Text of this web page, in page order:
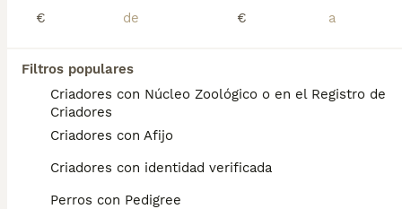
€
€
Filtros populares
Criadores con Núcleo Zoológico o en el Registro de
Criadores
Criadores con Afijo
Criadores con identidad verificada
Perros con Pedigree
Preguntas frecuentes
¿Cuánto cuesta un cachorro
de Terranova?
El coste medio de un cachorro de Terranova
en España es de aproximadamente 972€,
aunque los precios pueden variar según
factores como el pedigrí, la reputación del